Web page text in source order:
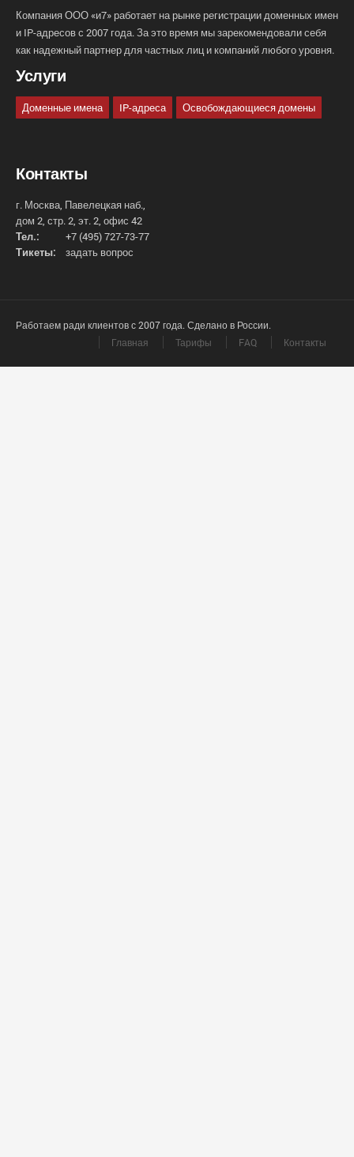
Компания ООО «и7» работает на рынке регистрации доменных имен
и IP-адресов с 2007 года. За это время мы зарекомендовали себя
как надежный партнер для частных лиц и компаний любого уровня.
Услуги
Доменные имена IP-адреса Освобождающиеся домены
Контакты
г. Москва, Павелецкая наб.,
дом 2, стр. 2, эт. 2, офис 42
Тел.:
+7 (495) 727-73-77
Тикеты:
задать вопрос
Работаем ради клиентов с 2007 года. Сделано в России.
Главная
Тарифы FAQ Контакты